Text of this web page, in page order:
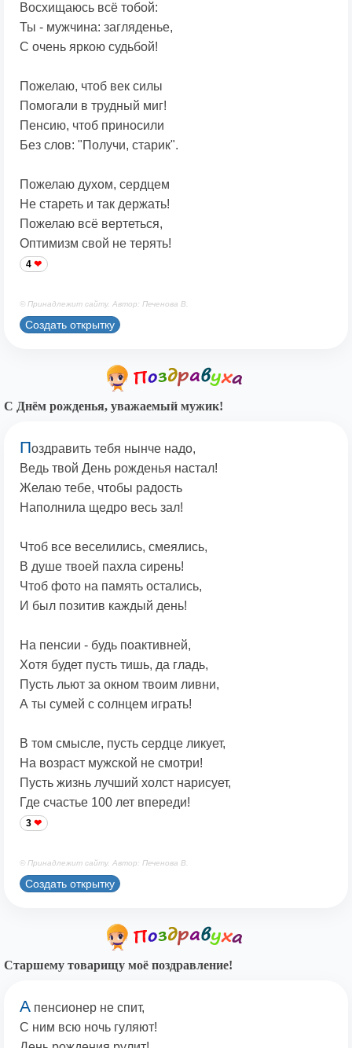
Восхищаюсь всё тобой:
Ты - мужчина: загляденье,
С очень яркою судьбой!
Пожелаю, чтоб век силы
Помогали в трудный миг!
Пенсию, чтоб приносили
Без слов: "Получи, старик".
Пожелаю духом, сердцем
Не стареть и так держать!
Пожелаю всё вертеться,
Оптимизм свой не терять!
4
© Принадлежит сайту. Автор: Печенова В.
Создать открытку
С Днём рожденья, уважаемый мужик!
Поздравить тебя нынче надо,
Ведь твой День рожденья настал!
Желаю тебе, чтобы радость
Наполнила щедро весь зал!
Чтоб все веселились, смеялись,
В душе твоей пахла сирень!
Чтоб фото на память остались,
И был позитив каждый день!
На пенсии - будь поактивней,
Хотя будет пусть тишь, да гладь,
Пусть льют за окном твоим ливни,
А ты сумей с солнцем играть!
В том смысле, пусть сердце ликует,
На возраст мужской не смотри!
Пусть жизнь лучший холст нарисует,
Где счастье 100 лет впереди!
3
© Принадлежит сайту. Автор: Печенова В.
Создать открытку
Старшему товарищу моё поздравление!
А пенсионер не спит,
С ним всю ночь гуляют!